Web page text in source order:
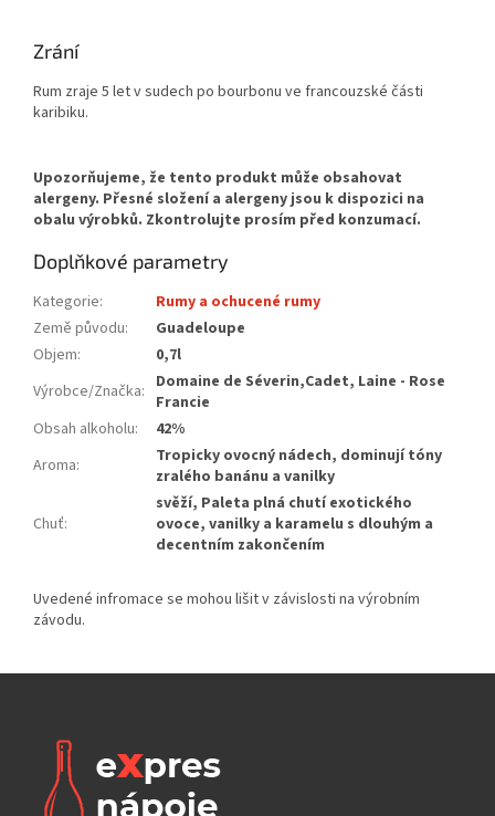
Zrání
Rum zraje 5 let v sudech po bourbonu ve francouzské části
karibiku.
Doplňkové parametry
Kategorie:
Rumy a ochucené rumy
Země původu:
Guadeloupe
Objem:
0,7l
Výrobce/Značka: Domaine de Séverin,Cadet, Laine - Rose
Francie
Obsah alkoholu:
42%
Aroma:
Tropicky ovocný nádech, dominují tóny
zralého banánu a vanilky
Chuť:
svěží, Paleta plná chutí exotického
ovoce, vanilky a karamelu s dlouhým a
decentním zakončením